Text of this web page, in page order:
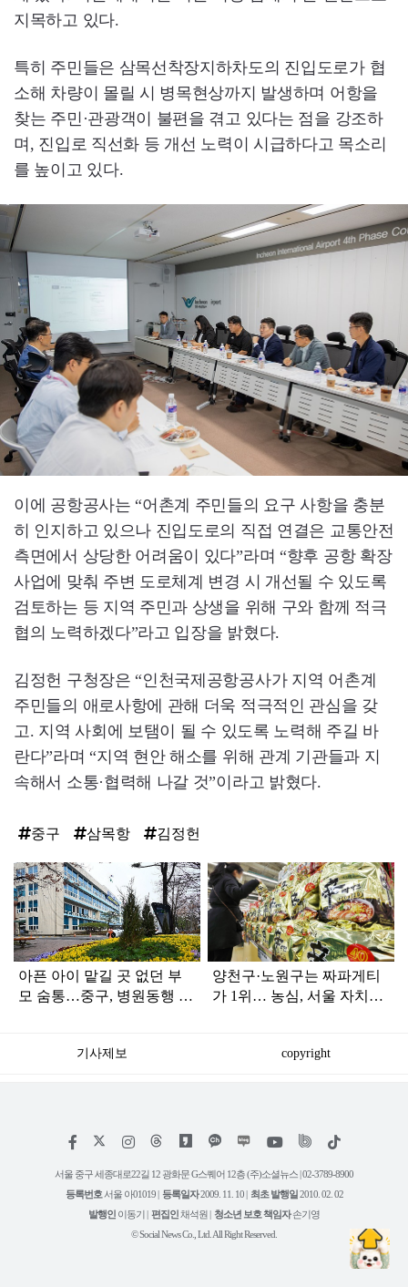
지목하고 있다.
특히 주민들은 삼목선착장지하차도의 진입도로가 협
소해 차량이 몰릴 시 병목현상까지 발생하며 어항을
찾는 주민·관광객이 불편을 겪고 있다는 점을 강조하
며, 진입로 직선화 등 개선 노력이 시급하다고 목소리
를 높이고 있다.
이에 공항공사는 “어촌계 주민들의 요구 사항을 충분
히 인지하고 있으나 진입도로의 직접 연결은 교통안전
측면에서 상당한 어려움이 있다”라며 “향후 공항 확장
사업에 맞춰 주변 도로체계 변경 시 개선될 수 있도록
검토하는 등 지역 주민과 상생을 위해 구와 함께 적극
협의 노력하겠다”라고 입장을 밝혔다.
김정헌 구청장은 “인천국제공항공사가 지역 어촌계
주민들의 애로사항에 관해 더욱 적극적인 관심을 갖
고. 지역 사회에 보탬이 될 수 있도록 노력해 주길 바
란다”라며 “지역 현안 해소를 위해 관계 기관들과 지
속해서 소통·협력해 나갈 것”이라고 밝혔다.
중구 삼목항 김정헌
탑
라
인
아픈 아이 맡길 곳 없던 부
모 숨통…중구, 병원동행 서
양천구·노원구는 짜파게티
가 1위… 농심, 서울 자치구
기사제보 copyright
페
스
인
타
램
위
트
유
튜
틱
서울 중구 세종대로22길 12 광화문 G스퀘어 12층 (주)소셜뉴스 | 02-3789-8900
등록번호 서울 아01019 | 등록일자2009. 11. 10 | 최초 발행일2010. 02. 02
발행인 이동기 | 편집인채석원 | 청소년 보호 책임자손기영
© Social News Co., Ltd. All Right Reserved.